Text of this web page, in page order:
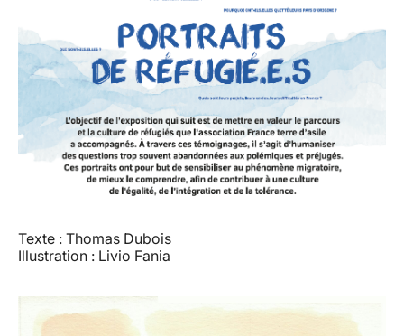
Texte : Thomas Dubois
Illustration : Livio Fania